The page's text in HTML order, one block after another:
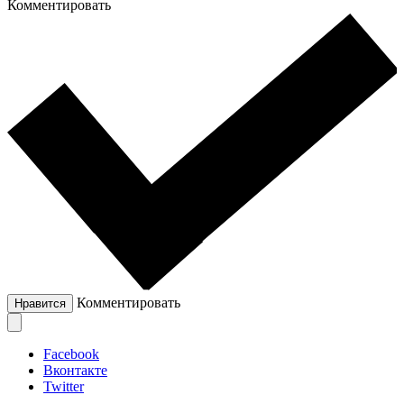
Комментировать
Нравится Комментировать
Facebook
Вконтакте
Twitter